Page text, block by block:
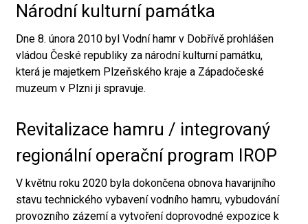
Národní kulturní památka
Dne 8. února 2010 byl Vodní hamr v Dobřívě prohlášen
vládou České republiky za národní kulturní památku,
která je majetkem Plzeňského kraje a Západočeské
muzeum v Plzni ji spravuje.
Revitalizace hamru / integrovaný
regionální operační program IROP
V květnu roku 2020 byla dokončena obnova havarijního
stavu technického vybavení vodního hamru, vybudování
provozního zázemí a vytvoření doprovodné expozice k